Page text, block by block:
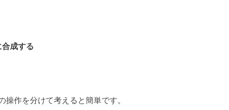
成する
操作を分けて考えると簡単です。